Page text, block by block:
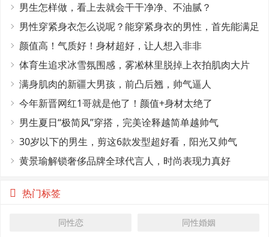
男生怎样做，看上去就会干干净净、不油腻？
男性穿紧身衣怎么说呢？能穿紧身衣的男性，首先能满足
这4个条件
颜值高！气质好！身材超好，让人想入非非
体育生追求冰雪氛围感，雾凇林里脱掉上衣拍肌肉大片
满身肌肉的新疆大男孩，前凸后翘，帅气逼人
今年新晋网红1哥就是他了！颜值+身材太绝了
男生夏日“极简风”穿搭，完美诠释越简单越帅气
30岁以下的男生，剪这6款发型超好看，阳光又帅气
黄景瑜解锁奢侈品牌全球代言人，时尚表现力真好
热门标签
同性恋 同性婚姻